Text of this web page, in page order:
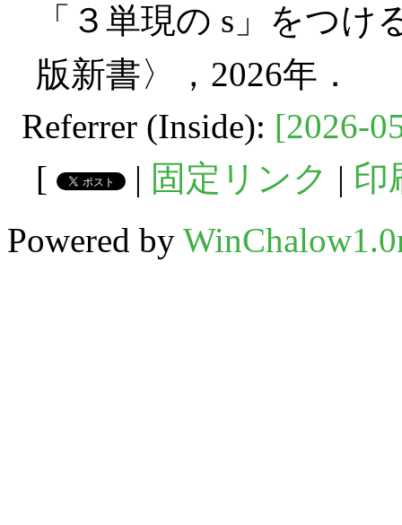
「３単現の s」をつ
版新書〉，2026年．
Referrer (Inside): [2026-
[
| 固定リンク | 印
Powered by